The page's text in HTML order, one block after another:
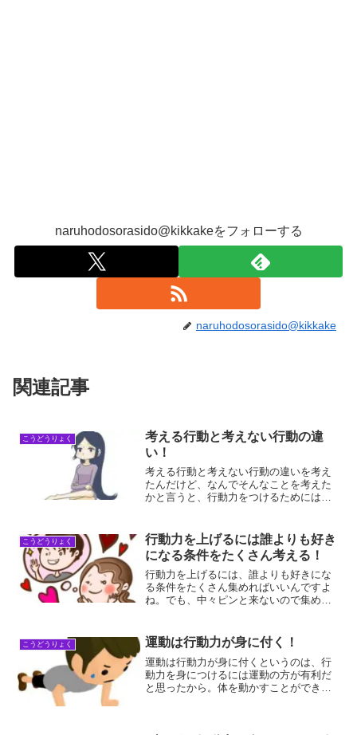
naruhodosorasido@kikkakeをフォローする
naruhodosorasido@kikkake
関連記事
こうどうりょく
考える行動と考えない行動の違
い！
考える行動と考えない行動の違いを考え
たんだけど、なんでそんなことを考えた
かと言うと、行動力をつけるためには行
も書いて継続しようと思ったから。考え
る行動と考えない行動の違...
こうどうりょく
行動力を上げるには誰よりも好き
になる条件をたくさん考える！
行動力を上げるには、誰よりも好きにな
る条件をたくさん集めればいいんですよ
ね。でも、中々ピンと来ないので集める
すくなってくるはずです。行動力を上げ
るには誰よりも好きになる...
こうどうりょく 運動は行動力が身に付く！
運動は行動力が身に付くというのは、行
動力を身につけるには運動の方が有利だ
と思ったから。体を動かすことができれ